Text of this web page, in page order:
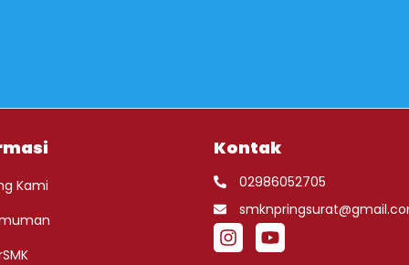
Kami
Kontak
02986052705